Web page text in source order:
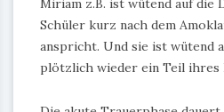
Miriam z.B. ist wütend auf die
Schüler kurz nach dem
anspricht. Und sie ist wütend
plötzlich wieder ein Teil ihres